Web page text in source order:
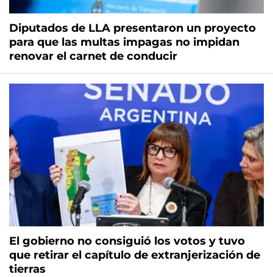
Diputados de LLA presentaron un proyecto
para que las multas impagas no impidan
renovar el carnet de conducir
El gobierno no consiguió los votos y tuvo
que retirar el capítulo de extranjerización de
tierras